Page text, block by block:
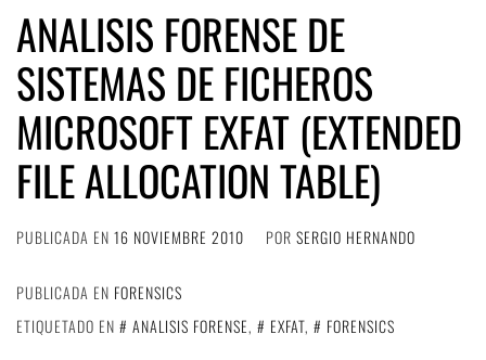
ANALISIS FORENSE DE
SISTEMAS DE FICHEROS
MICROSOFT EXFAT (EXTENDED
FILE ALLOCATION TABLE)
PUBLICADA EN 16 NOVIEMBRE 2010 POR SERGIO HERNANDO
PUBLICADA EN FORENSICS
ETIQUETADO EN
ANALISIS FORENSE, EXFAT, FORENSICS